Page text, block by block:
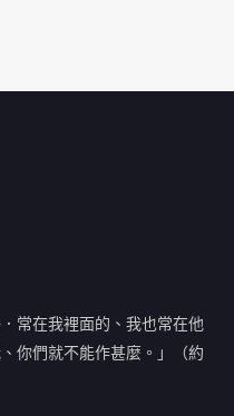
常在我裡面的、我也常在他
你們就不能作甚麼。」（約